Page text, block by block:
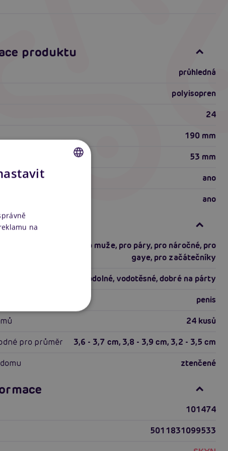
produktu
průhledná
polyisopren
24
190 mm
53 mm
ano
ano
produktu
pro muže, pro páry, pro náročné, pro
gaye, pro začátečníky
voděodolné, vodotěsné,dobré na párty
penis
24 kusů
pro průměr
3,6 - 3,7 cm, 3,8 - 3,9 cm, 3,2 - 3,5 cm
ztenčené
101474
5011831099533
na